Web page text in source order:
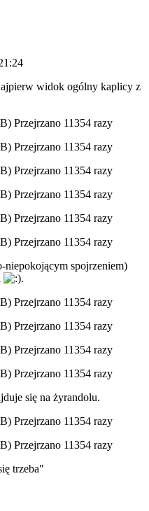
widok ogólny kaplicy z
Przejrzano 11354 razy
Przejrzano 11354 razy
Przejrzano 11354 razy
Przejrzano 11354 razy
Przejrzano 11354 razy
Przejrzano 11354 razy
niepokojącym spojrzeniem)
.
Przejrzano 11354 razy
Przejrzano 11354 razy
Przejrzano 11354 razy
Przejrzano 11354 razy
się na żyrandolu.
Przejrzano 11354 razy
Przejrzano 11354 razy
trzeba"